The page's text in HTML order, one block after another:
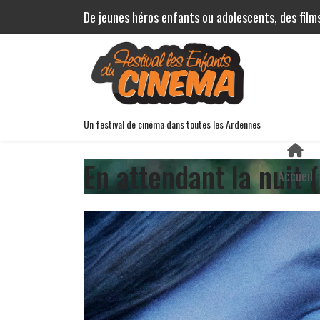
De jeunes héros enfants ou adolescents, des
Un festival de cinéma dans toutes les Ardennes
Accueil
En attendant la nuit